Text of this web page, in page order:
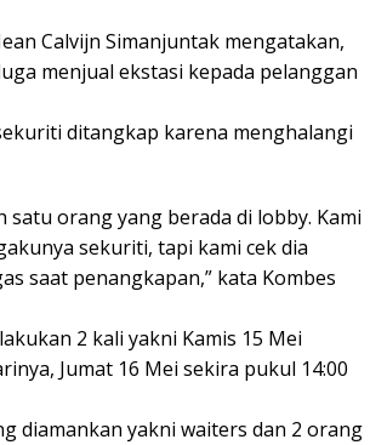
Calvijn Simanjuntak mengatakan,
menjual ekstasi kepada pelanggan
ditangkap karena menghalangi
orang yang berada di lobby. Kami
sekuriti, tapi kami cek dia
saat penangkapan,” kata Kombes
2 kali yakni Kamis 15 Mei
Jumat 16 Mei sekira pukul 14:00
diamankan yakni waiters dan 2 orang